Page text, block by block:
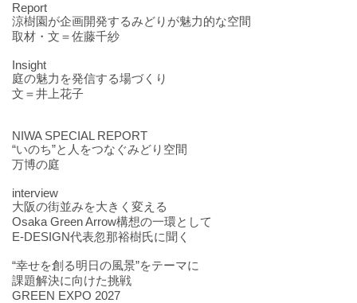
Report
涼樹園が企画開発するみどりが魅力的な空間
取材・文＝佐藤千紗
Insight
庭の魅力を発信する場づくり
文＝井上花子
NIWA SPECIAL REPORT
“いのち”と人をつなぐみどり空間
万博の庭
interview
大阪の街並みを大きく変える
Osaka Green Arrow構想の一環として
E-DESIGN代表忽那裕樹氏に聞く
“幸せを創る明日の風景”をテーマに
課題解決に向けた挑戦
GREEN EXPO 2027